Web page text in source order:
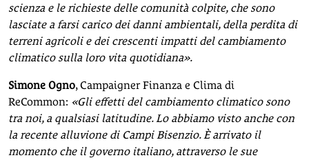
scienza e le richieste delle comunità colpite, che sono
lasciate a farsi carico dei danni ambientali, della perdita di
terreni agricoli e dei crescenti impatti del cambiamento
climatico sulla loro vita quotidiana».
Simone Ogno, Campaigner Finanza e Clima di
ReCommon: «Gli effetti del cambiamento climatico sono
tra noi, a qualsiasi latitudine. Lo abbiamo visto anche con
la recente alluvione di Campi Bisenzio. È arrivato il
momento che il governo italiano, attraverso le sue